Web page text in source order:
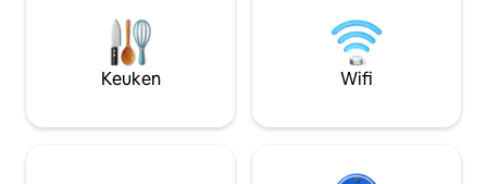
toegestaan op het terrein, bovendien
zijn GEEN dieren (inclusief hulpdieren)
toegestaan**, vanwege allergieën.
parelhoenders
dieren en
halverwege
Rockhampton,
Keuken Wifi